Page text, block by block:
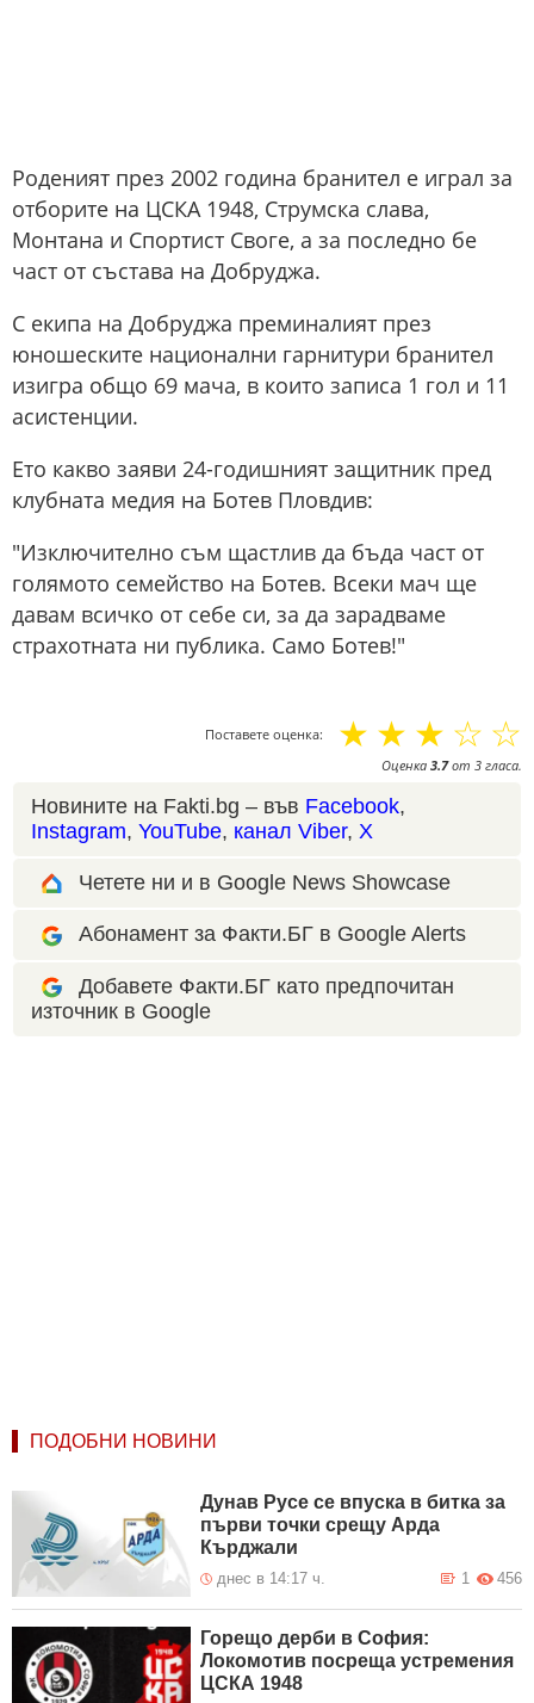
Роденият през 2002 година бранител е играл за
отборите на ЦСКА 1948, Струмска слава,
Монтана и Спортист Своге, а за последно бе
част от състава на Добруджа.
С екипа на Добруджа преминалият през
юношеските национални гарнитури бранител
изигра общо 69 мача, в които записа 1 гол и 11
асистенции.
Ето какво заяви 24-годишният защитник пред
клубната медия на Ботев Пловдив:
"Изключително съм щастлив да бъда част от
голямото семейство на Ботев. Всеки мач ще
давам всичко от себе си, за да зарадваме
страхотната ни публика. Само Ботев!"
Поставете оценка: ☆
☆
☆
☆
☆
Оценка 3.7от 3 гласа.
Новините на Fakti.bg – във Facebook,
Instagram, YouTube, канал Viber, X
Четете ни и в Google News Showcase
Абонамент за Факти.БГ в Google Alerts
Добавете Факти.БГ като предпочитан
източник в Google
ПОДОБНИ НОВИНИ
Дунав Русе се впуска в битка за
първи точки срещу Арда
Кърджали
днес в 14:17 ч. 456
1
Горещо дерби в София:
Локомотив посреща устремения
ЦСКА 1948